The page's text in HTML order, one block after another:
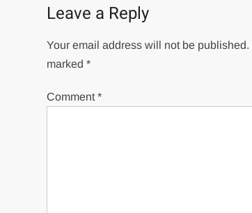
Leave a Reply
Your email address will not be published.
marked*
Comment*